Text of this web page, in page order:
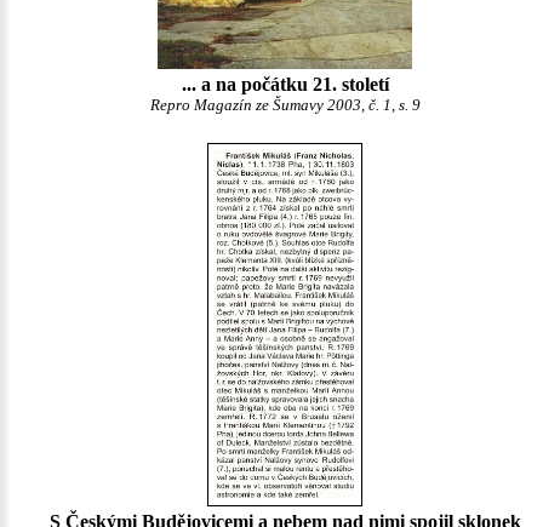
... a na počátku 21. století
Repro Magazín ze Šumavy 2003, č. 1, s. 9
S Českými Budějovicemi a nebem nad nimi spojil sklonek